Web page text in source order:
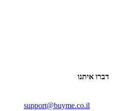
דברו איתנו
support@buyme.co.il